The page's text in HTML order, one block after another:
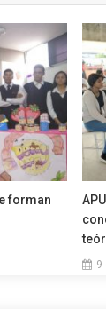
forman
9